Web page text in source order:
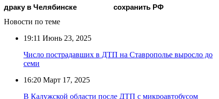
драку в Челябинске
сохранить РФ
Новости по теме
19:11 Июнь 23, 2025
Число пострадавших в ДТП на Ставрополье выросло до
семи
16:20 Март 17, 2025
В Калужской области после ДТП с микроавтобусом